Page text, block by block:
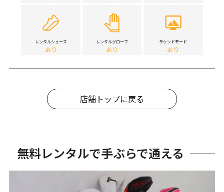
レンタルシューズ
あり
レンタルグローブ
あり
ラウンドモード
あり
店舗トップに戻る
無料レンタルで手ぶらで通える